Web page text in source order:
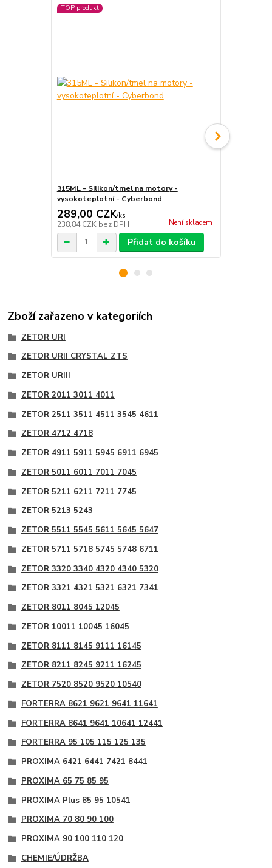
TOP produkt
315ML - Silikon/tmel na motory -
vysokoteplotní - Cyberbond
289,00 CZK/ks
238,84 CZK bez DPH Není skladem
Přidat do košíku
Zboží zařazeno v kategoriích
ZETOR URI
ZETOR URII CRYSTAL ZTS
ZETOR URIII
ZETOR 2011 3011 4011
ZETOR 2511 3511 4511 3545 4611
ZETOR 4712 4718
ZETOR 4911 5911 5945 6911 6945
ZETOR 5011 6011 7011 7045
ZETOR 5211 6211 7211 7745
ZETOR 5213 5243
ZETOR 5511 5545 5611 5645 5647
ZETOR 5711 5718 5745 5748 6711
ZETOR 3320 3340 4320 4340 5320
ZETOR 3321 4321 5321 6321 7341
ZETOR 8011 8045 12045
ZETOR 10011 10045 16045
ZETOR 8111 8145 9111 16145
ZETOR 8211 8245 9211 16245
ZETOR 7520 8520 9520 10540
FORTERRA 8621 9621 9641 11641
FORTERRA 8641 9641 10641 12441
FORTERRA 95 105 115 125 135
PROXIMA 6421 6441 7421 8441
PROXIMA 65 75 85 95
PROXIMA Plus 85 95 10541
PROXIMA 70 80 90 100
PROXIMA 90 100 110 120
CHEMIE/ÚDRŽBA